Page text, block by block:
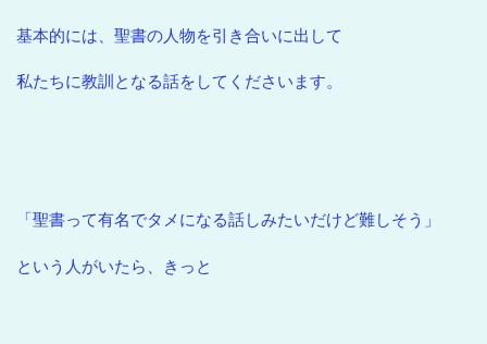
基本的には、聖書の人物を引き合いに出して
私たちに教訓となる話をしてくださいます。
「聖書って有名でタメになる話しみたいだけど難しそう」
という人がいたら、きっと